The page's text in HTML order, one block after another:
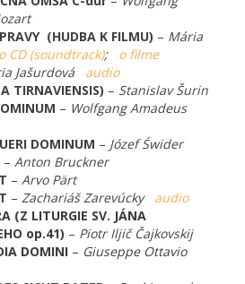
(HUDBA K FILMU) – Mária
o CD (soundtrack); o filme
Jašurdová audio
TIRNAVIENSIS) – Stanislav Šurin
– Wolfgang Amadeus
DOMINUM – Józef Świder
– Anton Bruckner
– Arvo Pärt
– Zachariáš Zarevúcky audio
(Z LITURGIE SV. JÁNA
op.41) – Piotr Iljič Čajkovskij
DOMINI – Giuseppe Ottavio